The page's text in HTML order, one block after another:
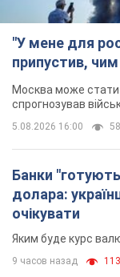
"У мене для
припустив, чим
Москва може стати
спрогнозував
5.08.2026 16:00
Банки
долара:
очікувати
Яким буде курс
9 часов назад